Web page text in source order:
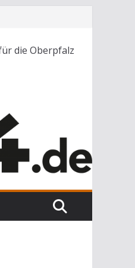
die Oberpfalz